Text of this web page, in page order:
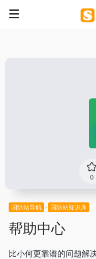
0
国际站导航 国际站知识库
帮助中心
比小何更靠谱的问题解